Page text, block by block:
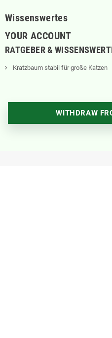
Wissenswertes
YOUR ACCOUNT
RATGEBER &
Kratzbaum stabil für große Katzen
WITHDRAW